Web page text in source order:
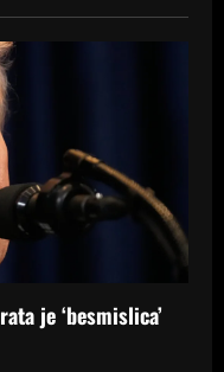
je ‘besmislica’